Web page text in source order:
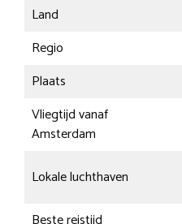
Land
Regio
Plaats
Vliegtijd vanaf
Amsterdam
Lokale luchthaven